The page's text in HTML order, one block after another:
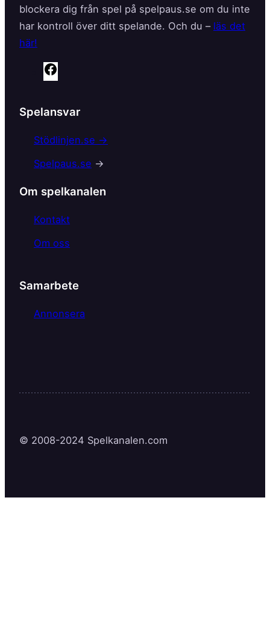
blockera dig från spel på spelpaus.se om du inte
har kontroll över ditt spelande. Och du – läs det
här!
e
b
o
k
Spelansvar
Stödlinjen.se →
Spelpaus.se →
Om spelkanalen
Kontakt
Om oss
Samarbete
Annonsera
© 2008-2024 Spelkanalen.com